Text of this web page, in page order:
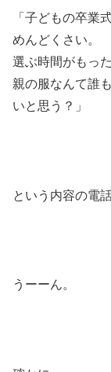
「子どもの卒業
めんどくさい。
選ぶ時間がもっ
親の服なんて誰
いと思う？」
という内容の電話
うーーん。